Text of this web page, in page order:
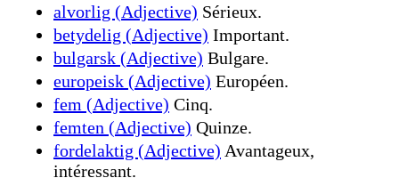
alvorlig (Adjective) Sérieux.
betydelig (Adjective) Important.
bulgarsk (Adjective) Bulgare.
europeisk (Adjective) Européen.
fem (Adjective) Cinq.
femten (Adjective) Quinze.
fordelaktig (Adjective) Avantageux,
intéressant.